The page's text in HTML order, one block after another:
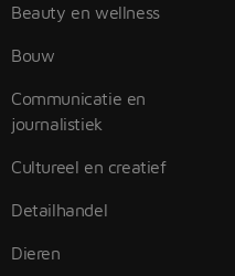
Beauty en wellness
Bouw
Communicatie en
journalistiek
Cultureel en creatief
Detailhandel
Dieren